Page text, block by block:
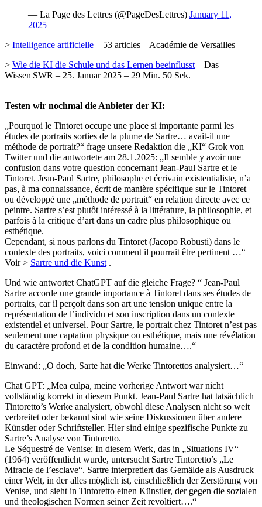
— La Page des Lettres (@PageDesLettres) January 11,
2025
> Intelligence artificielle – 53 articles – Académie de Versailles
> Wie die KI die Schule und das Lernen beeinflusst – Das
Wissen|SWR – 25. Januar 2025 – 29 Min. 50 Sek.
Testen wir nochmal die Anbieter der KI:
„Pourquoi le Tintoret occupe une place si importante parmi les
études de portraits sorties de la plume de Sartre… avait-il une
méthode de portrait?“ frage unsere Redaktion die „KI“ Grok von
Twitter und die antwortete am 28.1.2025: „Il semble y avoir une
confusion dans votre question concernant Jean-Paul Sartre et le
Tintoret. Jean-Paul Sartre, philosophe et écrivain existentialiste, n’a
pas, à ma connaissance, écrit de manière spécifique sur le Tintoret
ou développé une „méthode de portrait“ en relation directe avec ce
peintre. Sartre s’est plutôt intéressé à la littérature, la philosophie, et
parfois à la critique d’art dans un cadre plus philosophique ou
esthétique.
Cependant, si nous parlons du Tintoret (Jacopo Robusti) dans le
contexte des portraits, voici comment il pourrait être pertinent …“
Voir > Sartre und die Kunst .
Und wie antwortet ChatGPT auf die gleiche Frage? “ Jean-Paul
Sartre accorde une grande importance à Tintoret dans ses études de
portraits, car il perçoit dans son art une tension unique entre la
représentation de l’individu et son inscription dans un contexte
existentiel et universel. Pour Sartre, le portrait chez Tintoret n’est pas
seulement une captation physique ou esthétique, mais une révélation
du caractère profond et de la condition humaine….“
Einwand: „O doch, Sarte hat die Werke Tintorettos analysiert…“
Chat GPT: „Mea culpa, meine vorherige Antwort war nicht
vollständig korrekt in diesem Punkt. Jean-Paul Sartre hat tatsächlich
Tintoretto’s Werke analysiert, obwohl diese Analysen nicht so weit
verbreitet oder bekannt sind wie seine Diskussionen über andere
Künstler oder Schriftsteller. Hier sind einige spezifische Punkte zu
Sartre’s Analyse von Tintoretto.
Le Séquestré de Venise: In diesem Werk, das in „Situations IV“
(1964) veröffentlicht wurde, untersucht Sartre Tintoretto’s „Le
Miracle de l’esclave“. Sartre interpretiert das Gemälde als Ausdruck
einer Welt, in der alles möglich ist, einschließlich der Zerstörung von
Venise, und sieht in Tintoretto einen Künstler, der gegen die sozialen
und theologischen Normen seiner Zeit revoltiert….“